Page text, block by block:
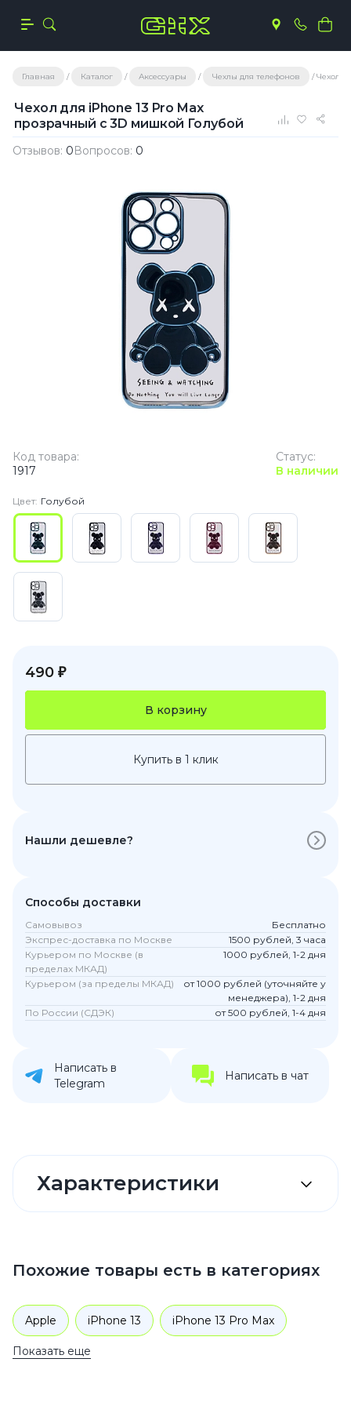
Главная Каталог Аксессуары Чехлы для телефонов Чехол
Чехол для iPhone 13 Pro Max
прозрачный с 3D мишкой Голубой
Отзывов: 0Вопросов: 0
Статус:
В наличии
Код товара:
1917
Цвет: Голубой
490 ₽
В корзину
Купить в 1 клик
Нашли дешевле?
Способы доставки
Самовывоз
Бесплатно
Экспрес-доставка по Москве
1500 рублей, 3 часа
Курьером по Москве (в
пределах МКАД)
1000 рублей, 1-2 дня
Курьером (за пределы МКАД)
от 1000 рублей (уточняйте у
менеджера), 1-2 дня
По России (СДЭК)
от 500 рублей, 1-4 дня
Написать в
Telegram
Написать в чат
Характеристики
Похожие товары есть в категориях
Apple iPhone 13 iPhone 13 Pro Max
Аксессуары
Показать еще